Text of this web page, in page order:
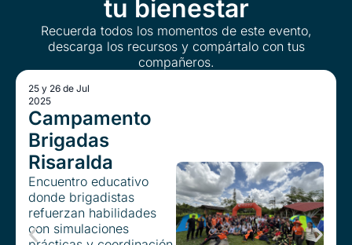
tu bienestar
Recuerda todos los momentos de este evento,
descarga los recursos y compártalo con tus
compañeros.​
25 y 26 de Jul
2025
Campamento
Brigadas
Risaralda
Encuentro educativo
donde brigadistas
refuerzan habilidades
con simulaciones